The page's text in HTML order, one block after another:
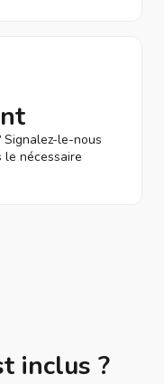
le-nous
nécessaire
inclus ?